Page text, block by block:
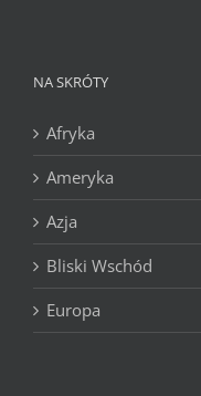
NA SKRÓTY
Afryka
Ameryka
Azja
Bliski Wschód
Europa